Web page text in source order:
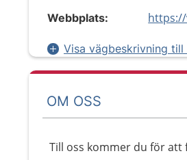
Webbplats:
Visa vägbeskrivning
OM OSS
Till oss kommer du för att